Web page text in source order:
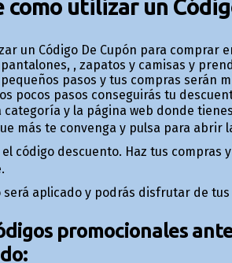
como utilizar un
un Código De Cupón para comprar
, zapatos y camisas y
pasos y tus compras serán
pocos pasos conseguirás tu
categoría y la página web donde
más te convenga y pulsa para abrir
el código descuento. Haz tus
será aplicado y podrás disfrutar de
promocionales